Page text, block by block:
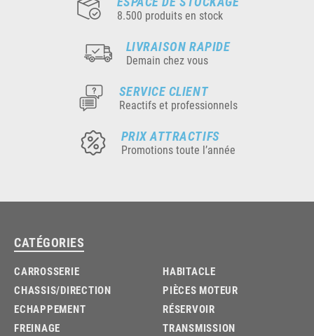
8.500 produits en stock
LIVRAISON RAPIDE
Demain chez vous
SERVICE CLIENT
Reactifs et professionnels
PRIX ATTRACTIFS
Promotions toute l’année
CATÉGORIES
CARROSSERIE
CHASSIS/DIRECTION
ECHAPPEMENT
FREINAGE
HABITACLE
PIÈCES MOTEUR
RÉSERVOIR
TRANSMISSION